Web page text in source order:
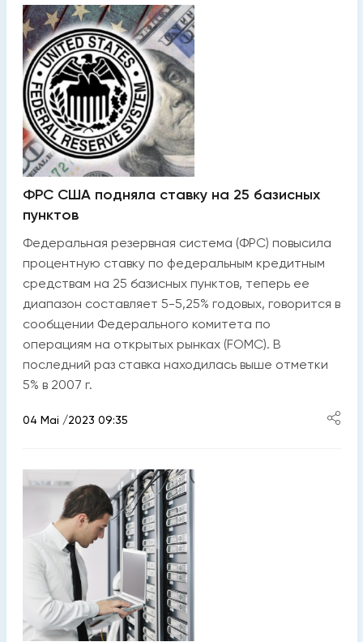
ФРС США подняла ставку на 25 базисных
пунктов
Федеральная резервная система (ФРС) повысила
процентную ставку по федеральным кредитным
средствам на 25 базисных пунктов, теперь ее
диапазон составляет 5-5,25% годовых, говорится в
сообщении Федерального комитета по
операциям на открытых рынках (FOMC). В
последний раз ставка находилась выше отметки
5% в 2007 г.
04 Mai /2023 09:35